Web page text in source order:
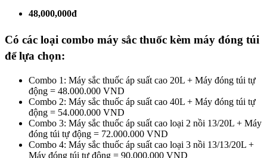
48,000,000đ
Có các loại combo máy sắc thuốc kèm máy đóng túi
để lựa chọn:
Combo 1: Máy sắc thuốc áp suất cao 20L + Máy đóng túi tự
động = 48.000.000 VND
Combo 2: Máy sắc thuốc áp suất cao 40L + Máy đóng túi tự
động = 54.000.000 VND
Combo 3: Máy sắc thuốc áp suất cao loại 2 nồi 13/20L + Máy
đóng túi tự động = 72.000.000 VND
Combo 4: Máy sắc thuốc áp suất cao loại 3 nồi 13/13/20L +
Máy đóng túi tự động = 90.000.000 VND